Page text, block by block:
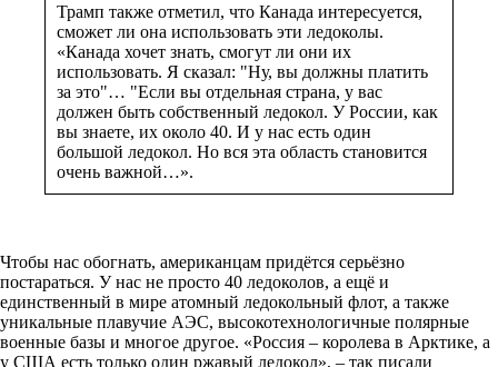
Трамп также отметил, что Канада интересуется,
сможет ли она использовать эти ледоколы.
«Канада хочет знать, смогут ли они их
использовать. Я сказал: "Ну, вы должны платить
за это"… "Если вы отдельная страна, у вас
должен быть собственный ледокол. У России, как
вы знаете, их около 40. И у нас есть один
большой ледокол. Но вся эта область становится
очень важной…».
Чтобы нас обогнать, американцам придётся серьёзно
постараться. У нас не просто 40 ледоколов, а ещё и
единственный в мире атомный ледокольный флот, а также
уникальные плавучие АЭС, высокотехнологичные полярные
военные базы и многое другое. «Россия – королева в Арктике, а
у США есть только один ржавый ледокол», – так писали